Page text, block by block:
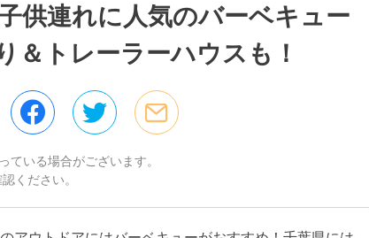
供連れに人気のバーベキュー
トレーラーハウスも！
ている場合がございます。
ください。